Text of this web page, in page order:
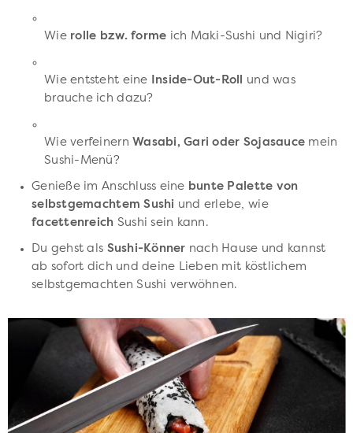
Wie rolle bzw. forme ich Maki-Sushi und Nigiri?
Wie entsteht eine Inside-Out-Roll
und was
brauche ich dazu?
Wie verfeinern Wasabi, Gari oder Sojasauce mein
Sushi-Menü?
Genieße im Anschluss eine bunte Palette von
selbstgemachtem Sushi und erlebe, wie
facettenreich Sushi sein kann.
Du gehst als Sushi-Könner nach Hause und kannst
ab sofort dich und deine Lieben mit köstlichem
selbstgemachten Sushi verwöhnen.